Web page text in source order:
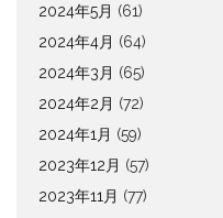
2024年5月 (61)
2024年4月 (64)
2024年3月 (65)
2024年2月 (72)
2024年1月 (59)
2023年12月 (57)
2023年11月 (77)